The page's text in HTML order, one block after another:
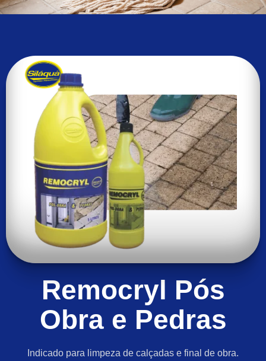
Remocryl Pós
Obra e Pedras
Indicado para limpeza de calçadas e final de obra.